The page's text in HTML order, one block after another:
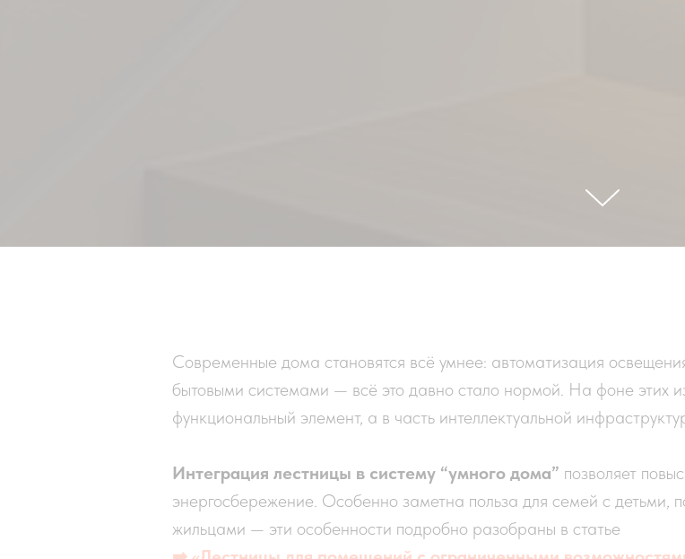
Современные дома становятся всё умнее: автоматизация
бытовыми системами — всё это давно стало нормой. На фоне этих
функциональный элемент, а в часть интеллектуальной
Интеграция лестницы в систему “умного дома” позволяет
энергосбережение. Особенно заметна польза для семей с детьми,
жильцами — эти особенности подробно разобраны в статье